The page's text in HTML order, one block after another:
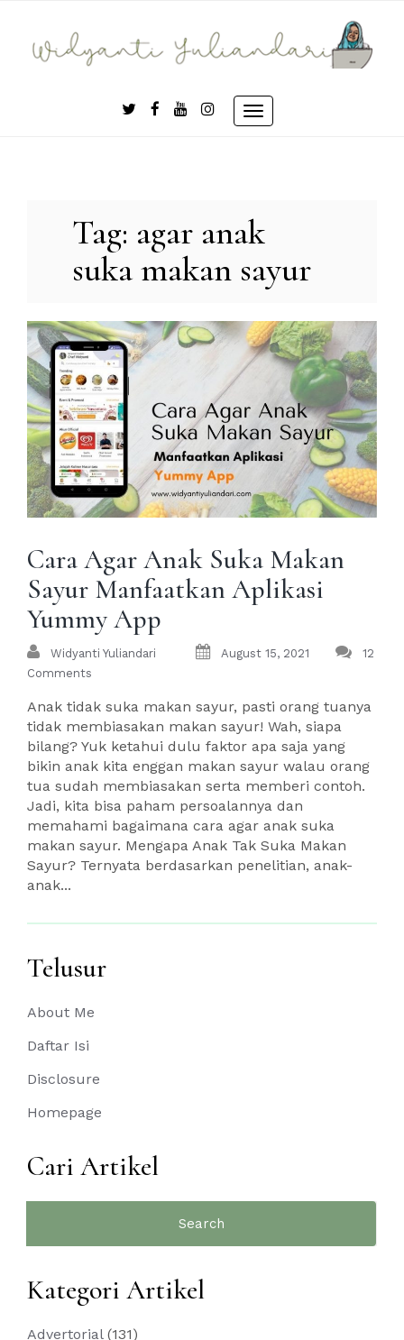
content
Toggle
Tag: agar anak
suka makan sayur
Cara Agar Anak Suka Makan
Sayur Manfaatkan Aplikasi
Yummy App
Widyanti Yuliandari August 15, 2021
12
Comments
Anak tidak suka makan sayur, pasti orang tuanya
tidak membiasakan makan sayur! Wah, siapa
bilang? Yuk ketahui dulu faktor apa saja yang
bikin anak kita enggan makan sayur walau orang
tua sudah membiasakan serta memberi contoh.
Jadi, kita bisa paham persoalannya dan
memahami bagaimana cara agar anak suka
makan sayur. Mengapa Anak Tak Suka Makan
Sayur? Ternyata berdasarkan penelitian, anak-
anak...
Telusur
About Me
Daftar Isi
Disclosure
Homepage
Cari Artikel
Kategori Artikel
Advertorial(131)